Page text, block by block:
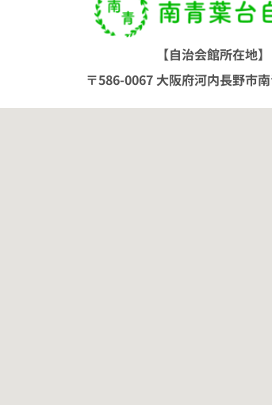
【自治会館所在地】
〒586-0067 大阪府河内長野市